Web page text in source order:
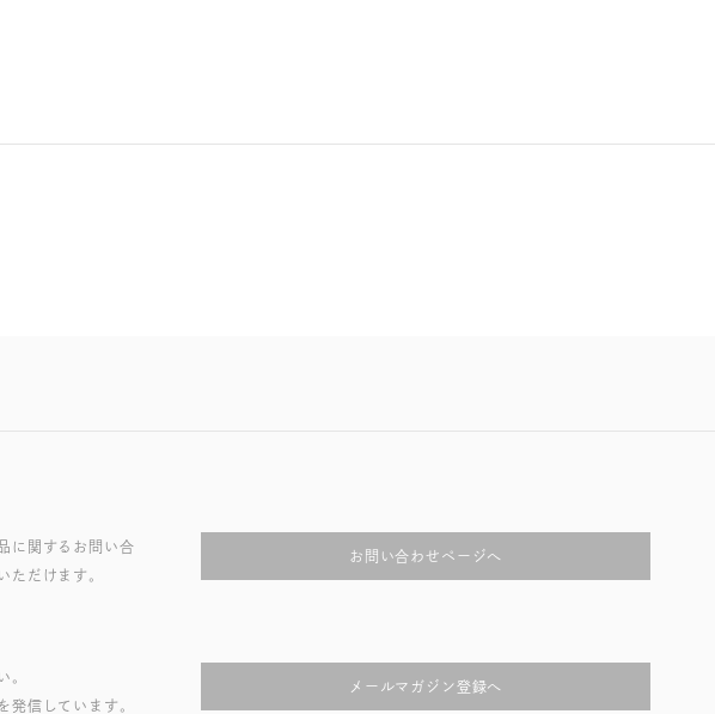
に関するお問い合
ただけます。
お問い合わせページへ
。
発信しています。
メールマガジン登録へ